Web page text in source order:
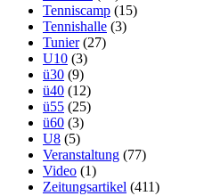
Tenniscamp (15)
Tennishalle (3)
Tunier(27)
U10 (3)
ü30 (9)
ü40 (12)
ü55 (25)
ü60 (3)
U8 (5)
Veranstaltung (77)
Video (1)
Zeitungsartikel (411)